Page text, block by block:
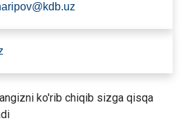
ko'rib chiqib sizga qisqa